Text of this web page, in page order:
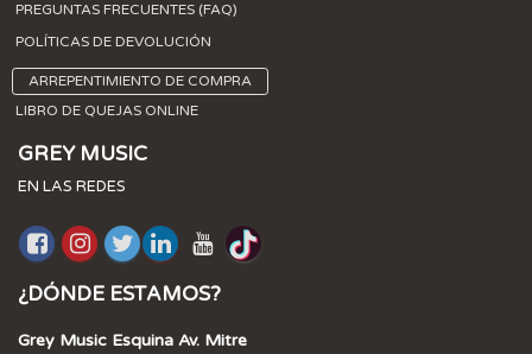
PREGUNTAS FRECUENTES (FAQ)
POLÍTICAS DE DEVOLUCIÓN
ARREPENTIMIENTO DE COMPRA
LIBRO DE QUEJAS ONLINE
GREY MUSIC
EN LAS REDES
¿DÓNDE ESTAMOS?
Grey Music Esquina Av. Mitre